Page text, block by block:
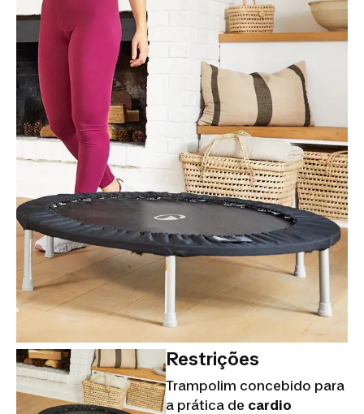
Restrições
Trampolim concebido para
a prática de cardio